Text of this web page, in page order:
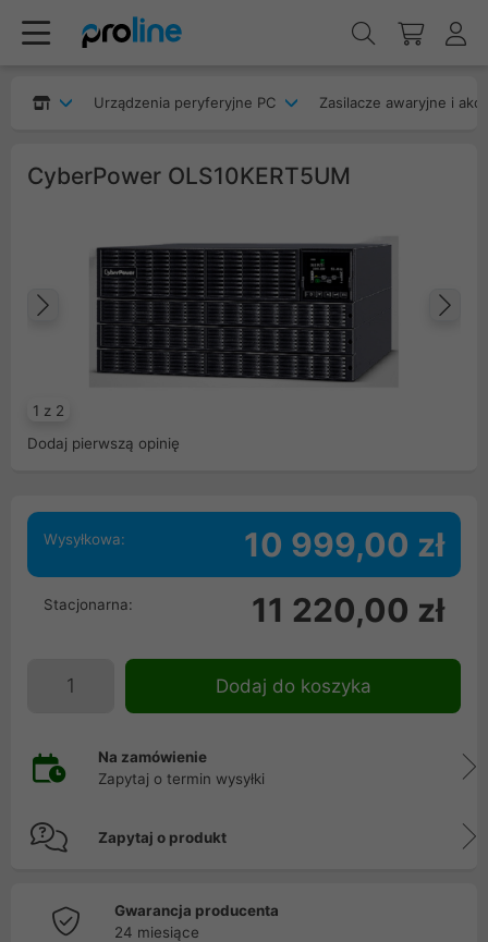
Urządzenia peryferyjne PC Zasilacze awaryjne i
CyberPower OLS10KERT5UM
1 z 2
Poprzedni
Dodaj pierwszą opinię
Wysyłkowa: 10 999,00 zł
Stacjonarna: 11 220,00 zł
Dodaj do koszyka
Na zamówienie
Zapytaj o termin wysyłki
Zapytaj o produkt
Gwarancja producenta
24 miesiące